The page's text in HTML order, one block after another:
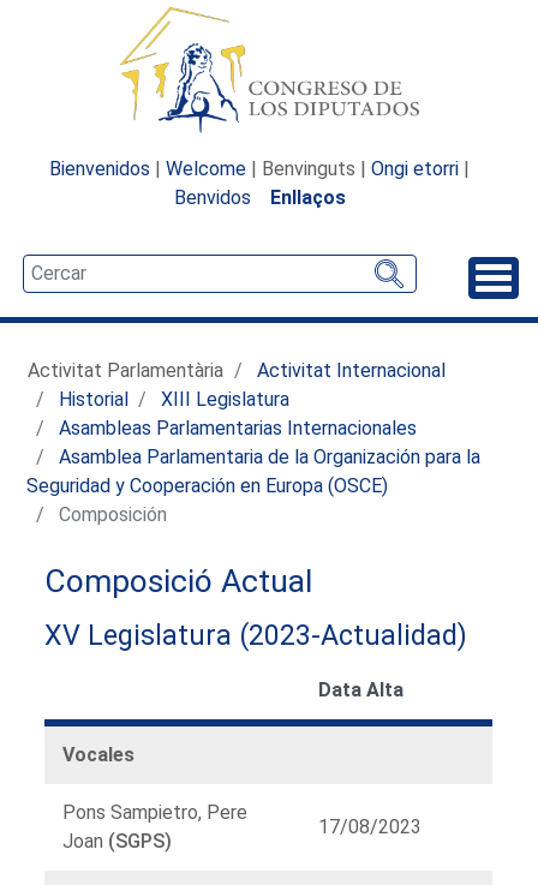
Bienvenidos | Welcome | Benvinguts | Ongi etorri |
Benvidos
Enllaços
Activitat Parlamentària
Activitat Internacional
Historial
XIII Legislatura
Asambleas Parlamentarias Internacionales
Asamblea Parlamentaria de la Organización para la
Seguridad y Cooperación en Europa (OSCE)
Composición
Composició Actual
XV Legislatura (2023-Actualidad)
Data Alta
Vocales
Pons Sampietro, Pere
Joan (SGPS)
17/08/2023